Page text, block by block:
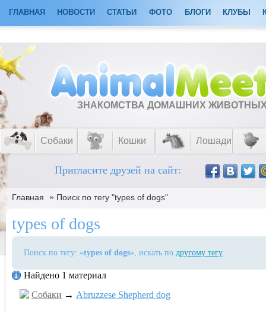
ГЛАВНАЯ НОВОСТИ СТАТЬИ ФОТО БЛОГИ КЛУБЫ
ЗНАКОМСТВА ДОМАШНИХ
Собаки Кошки Лошади
Пригласите друзей на сайт:
Главная » Поиск по тегу "types of dogs"
types of dogs
Поиск по тегу: «types of dogs», искать по другому тегу
Найдено 1 материал
Собаки → Abruzzese Shepherd dog